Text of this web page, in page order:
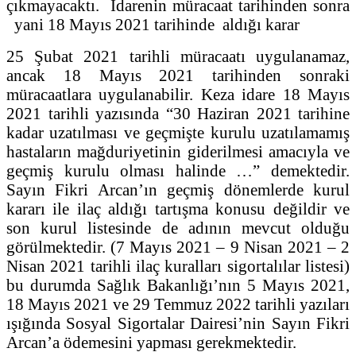
çıkmayacaktı. İdarenin müracaat tarihinden sonra
yani 18 Mayıs 2021 tarihinde aldığı karar
25 Şubat 2021 tarihli müracaatı uygulanamaz,
ancak 18 Mayıs 2021 tarihinden sonraki
müracaatlara uygulanabilir. Keza idare 18 Mayıs
2021 tarihli yazısında “30 Haziran 2021 tarihine
kadar uzatılması ve geçmişte kurulu uzatılamamış
hastaların mağduriyetinin giderilmesi amacıyla ve
geçmiş kurulu olması halinde …” demektedir.
Sayın Fikri Arcan’ın geçmiş dönemlerde kurul
kararı ile ilaç aldığı tartışma konusu değildir ve
son kurul listesinde de adının mevcut olduğu
görülmektedir. (7 Mayıs 2021 – 9 Nisan 2021 – 2
Nisan 2021 tarihli ilaç kuralları sigortalılar listesi)
bu durumda Sağlık Bakanlığı’nın 5 Mayıs 2021,
18 Mayıs 2021 ve 29 Temmuz 2022 tarihli yazıları
ışığında Sosyal Sigortalar Dairesi’nin Sayın Fikri
Arcan’a ödemesini yapması gerekmektedir.